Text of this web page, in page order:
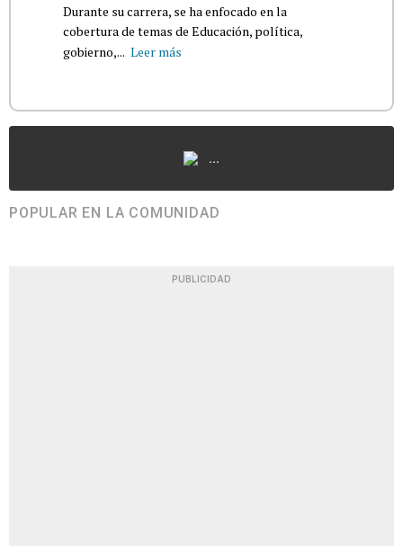
Durante su carrera, se ha enfocado en la
cobertura de temas de Educación, política,
gobierno,... Leer más
...
POPULAR EN LA COMUNIDAD
PUBLICIDAD